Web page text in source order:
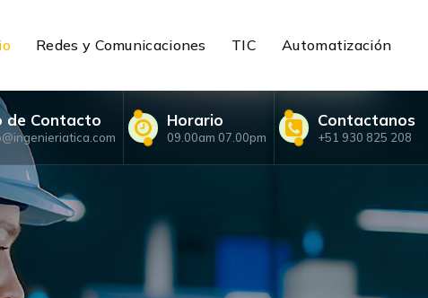
Redes y Comunicaciones TIC Automatización
de Contacto Horario
09.00am 07.00pm
Contactanos
+51 930 825 208